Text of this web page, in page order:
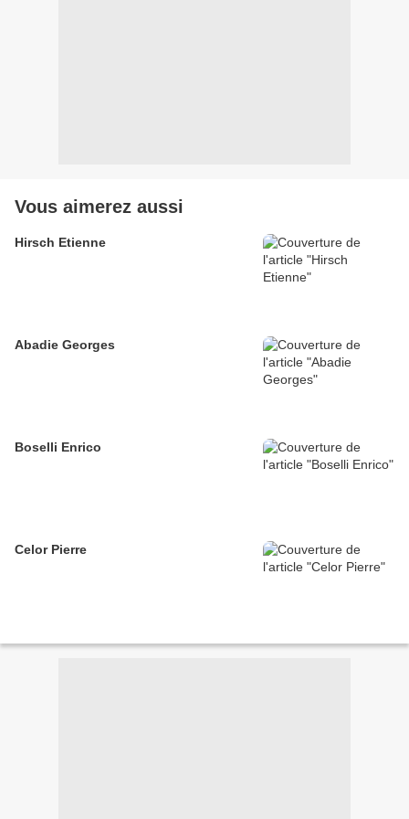
Vous aimerez aussi
Hirsch Etienne
Abadie Georges
Boselli Enrico
Celor Pierre